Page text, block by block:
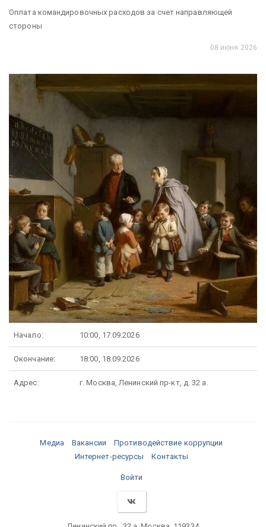
Оплата командировочных расходов за счет направляющей
стороны
08 июня 2026
Начало: 10:00, 17.09.2026
Окончание: 18:00, 18.09.2026
Адрес: г. Москва, Ленинский пр-кт, д. 32 а.
Медиа Вакансии
Противодействие коррупции
Интернет-ресурсы
Контакты
Войти